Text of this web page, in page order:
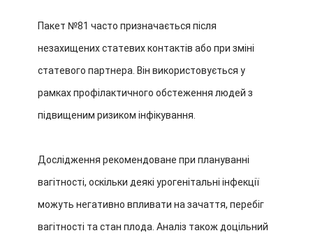
Пакет №81 часто призначається після
незахищених статевих контактів або при зміні
статевого партнера. Він використовується у
рамках профілактичного обстеження людей з
підвищеним ризиком інфікування.
Дослідження рекомендоване при плануванні
вагітності, оскільки деякі урогенітальні інфекції
можуть негативно впливати на зачаття, перебіг
вагітності та стан плода. Аналіз також доцільний